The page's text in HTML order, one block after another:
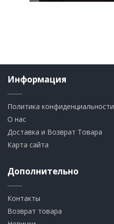
Информация
Политика конфиденциальности
О нас
Доставка и Возврат Товара
Карта сайта
Дополнительно
Контакты
Возврат товара